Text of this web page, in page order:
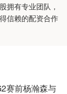
拥有专业团队，
信赖的配资合作
赛前杨瀚森与